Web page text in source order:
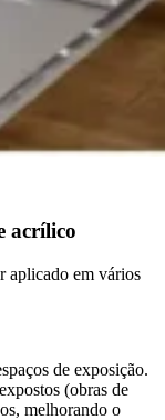
acrílico
aplicado em vários
de exposição.
(obras de
melhorando o